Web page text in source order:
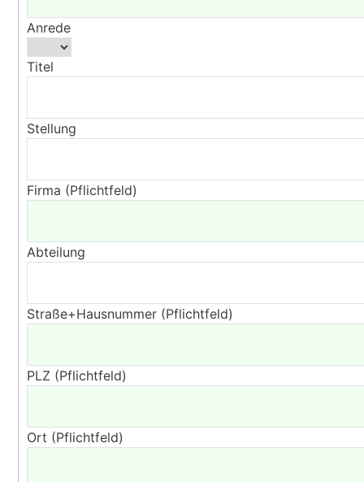
Anrede
Titel
Stellung
Firma (Pflichtfeld)
Abteilung
Straße+Hausnummer (Pflichtfeld)
PLZ (Pflichtfeld)
Ort (Pflichtfeld)